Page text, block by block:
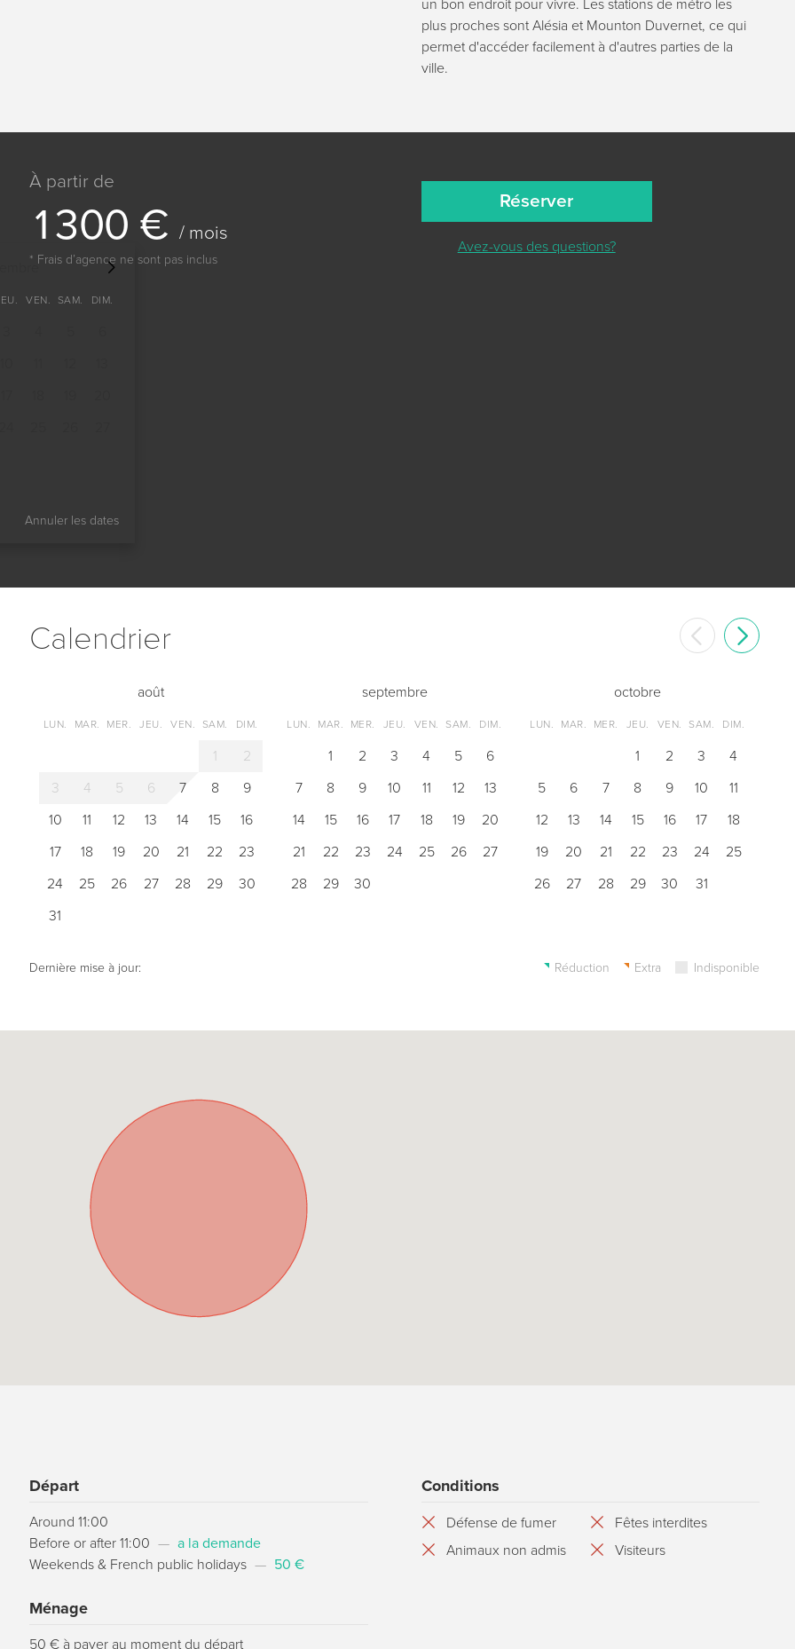
un bon endroit pour vivre. Les stations de métro les
plus proches sont Alésia et Mounton Duvernet, ce qui
permet d'accéder facilement à d'autres parties de la
ville.
VEN. SAM. DIM.
Annuler les dates
À partir de
1300 € / mois
* Frais dʼagence ne sont pas inclus
Réserver
Avez-vous des questions?
Сalendrier
août
LUN. MAR. MER. JEU. VEN. SAM. DIM.
1
2
3
4 5 6 7 8
9
10
11 12 13 14 15
16
17
18 19 20 21 22
23
24
25 26 27 28 29
30
31
septembre
LUN. MAR. MER. JEU. VEN. SAM. DIM.
1 2 3 4 5
6
7
8 9 10 11 12
13
14
15 16 17 18 19
20
21
22 23 24 25 26
27
28
29 30
octobre
LUN. MAR. MER. JEU. VEN. SAM. DIM.
1 2 3
4
5
6 7 8 9 10
11
12
13 14 15 16 17
18
19
20 21 22 23 24
25
26
27 28 29 30 31
Dernière mise à jour: Réduction Extra Indisponible
Départ
Around 11:00
Before or after 11:00 — a la demande
Weekends & French public holidays — 50 €
Ménage
50 € à payer au moment du départ
Conditions
Défense de fumer
Fêtes interdites
Animaux non admis
Visiteurs